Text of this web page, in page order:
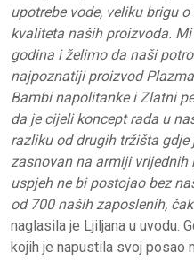
upotrebe vode, veliku brigu
kvaliteta naših proizvoda.
godina i želimo da naši
najpoznatiji proizvod
Bambi napolitanke i Zlatni
da je cijeli koncept rada u
razliku od drugih tržišta
zasnovan na armiji
uspjeh ne bi postojao bez
od 700 naših zaposlenih,
naglasila je Ljiljana u uvodu.
kojih je napustila svoj posao